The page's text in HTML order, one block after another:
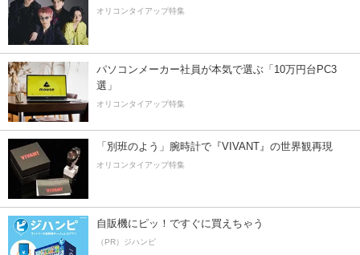
オリコンタイアップ特集
パソコンメーカー社員が本気で選ぶ「10万円台PC3
選」
オリコンタイアップ特集
「別班のよう」腕時計で『VIVANT』の世界観再現
オリコンタイアップ特集
自販機にピッ！ですぐに買えちゃう
（PR）ジハンピ